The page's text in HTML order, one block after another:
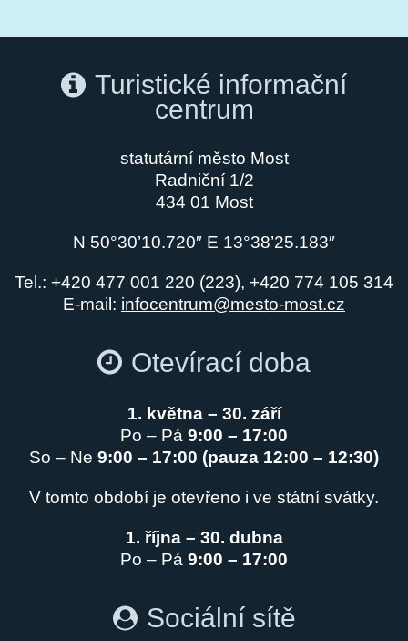
Turistické informační
centrum
statutární město Most
Radniční 1/2
434 01 Most
N 50°30’10.720″ E 13°38’25.183″
Tel.: +420 477 001 220 (223), +420 774 105 314
E-mail: infocentrum@mesto-most.cz
Otevírací doba
1. května – 30. září
Po – Pá 9:00 – 17:00
So – Ne 9:00 – 17:00 (pauza 12:00 – 12:30)
V tomto období je otevřeno i ve státní svátky.
1. října – 30. dubna
Po – Pá 9:00 – 17:00
Sociální sítě